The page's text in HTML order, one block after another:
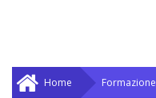
Home Formazione